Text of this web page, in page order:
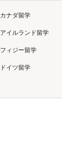
カナダ留学
アイルランド留学
フィジー留学
ドイツ留学